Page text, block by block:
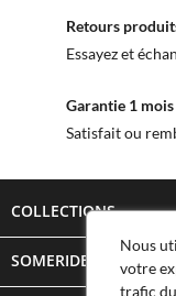
Retours
Essayez et
Garantie 1 mois
Satisfait ou
COLLECTIONS
SOMERIDE STORY
Nous
votre
trafic